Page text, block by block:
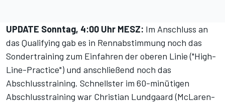
UPDATE Sonntag, 4:00 Uhr MESZ: Im Anschluss an
das Qualifying gab es in Rennabstimmung noch das
Sondertraining zum Einfahren der oberen Linie ("High-
Line-Practice") und anschließend noch das
Abschlusstraining. Schnellster im 60-minütigen
Abschlusstraining war Christian Lundgaard (McLaren-